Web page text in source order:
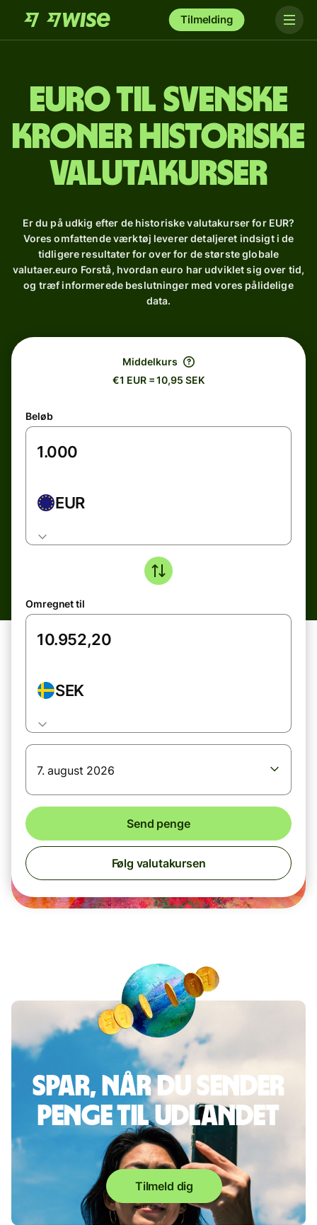
Tilmelding
euro til svenske
kroner Historiske
valutakurser
Er du på udkig efter de historiske valutakurser for EUR?
Vores omfattende værktøj leverer detaljeret indsigt i de
tidligere resultater for over for de største globale
valutaer.euro Forstå, hvordan euro har udviklet sig over tid,
og træf informerede beslutninger med vores pålidelige
data.
Middelkurs
€1 EUR = 10,95 SEK
Beløb
EUR
Omregnet til
SEK
7. august 2026
Send penge
Følg valutakursen
Spar, når du sender
penge til udlandet
Tilmeld dig